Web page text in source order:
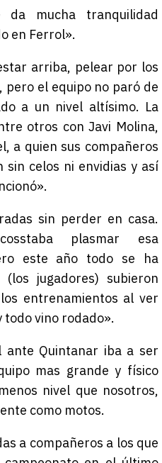
da mucha tranquilidad
en Ferrol».
arriba, pelear por los
pero el equipo no paró de
a un nivel altísimo. La
otros con Javi Molina,
a quien sus compañeros
sin celos ni envidias y así
sin perder en casa.
plasmar esa
este año todo se ha
jugadores) subieron
entrenamientos al ver
todo vino rodado».
ante Quintanar iba a ser
mas grande y físico
nivel que nosotros,
como motos.
a compañeros a los que